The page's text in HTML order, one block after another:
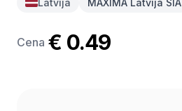
Latvija MAXIMA Latvija SIA
Cena € 0.49